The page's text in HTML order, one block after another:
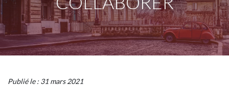
Publié le : 31 mars 2021